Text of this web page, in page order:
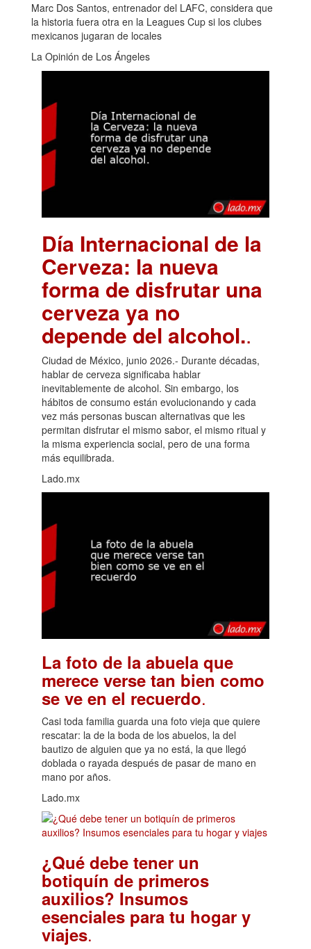
Marc Dos Santos, entrenador del LAFC, considera que
la historia fuera otra en la Leagues Cup si los clubes
mexicanos jugaran de locales
La Opinión de Los Ángeles
Día Internacional de la
Cerveza: la nueva
forma de disfrutar una
cerveza ya no
depende del alcohol..
Ciudad de México, junio 2026.- Durante décadas,
hablar de cerveza significaba hablar
inevitablemente de alcohol. Sin embargo, los
hábitos de consumo están evolucionando y cada
vez más personas buscan alternativas que les
permitan disfrutar el mismo sabor, el mismo ritual y
la misma experiencia social, pero de una forma
más equilibrada.
Lado.mx
La foto de la abuela que
merece verse tan bien como
se ve en el recuerdo.
Casi toda familia guarda una foto vieja que quiere
rescatar: la de la boda de los abuelos, la del
bautizo de alguien que ya no está, la que llegó
doblada o rayada después de pasar de mano en
mano por años.
Lado.mx
¿Qué debe tener un
botiquín de primeros
auxilios? Insumos
esenciales para tu hogar y
viajes.